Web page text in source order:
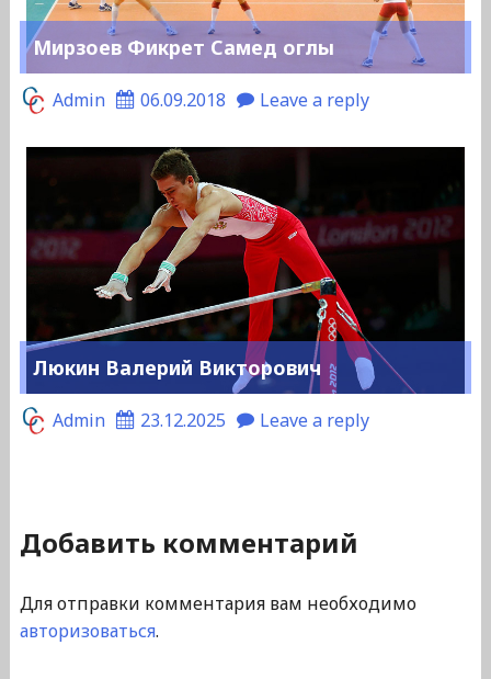
Мирзоев Фикрет Самед оглы
Admin 06.09.2018 Leave a reply
Люкин Валерий Викторович
Admin 23.12.2025 Leave a reply
Добавить комментарий
Для отправки комментария вам необходимо
авторизоваться.